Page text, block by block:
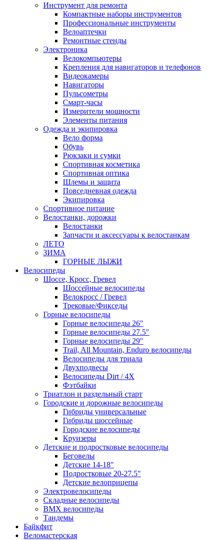
Инструмент для ремонта
Компактные наборы инструментов
Профессиональные инструменты
Велоаптечки
Ремонтные стенды
Электроника
Велокомпьютеры
Крепления для навигаторов и телефонов
Видеокамеры
Навигаторы
Пульсометры
Смарт-часы
Измерители мощности
Элементы питания
Одежда и экипировка
Вело форма
Обувь
Рюкзаки и сумки
Спортивная косметика
Спортивная оптика
Шлемы и защита
Повседневная одежда
Экипировка
Спортивное питание
Велостанки, дорожки
Велостанки
Запчасти и аксессуары к велостанкам
ЛЕТО
ЗИМА
ГОРНЫЕ ЛЫЖИ
Велосипеды
Шоссе, Кросс, Гревел
Шоссейные велосипеды
Велокросс / Гревел
Трековые/Фикседы
Горные велосипеды
Горные велосипеды 26"
Горные велосипеды 27.5"
Горные велосипеды 29"
Trail, All Mountain, Enduro велосипеды
Велосипеды для триала
Двухподвесы
Велосипеды Dirt / 4X
Фэтбайки
Триатлон и раздельный старт
Городские и дорожные велосипеды
Гибриды универсальные
Гибриды шоссейные
Городские велосипеды
Круизеры
Детские и подростковые велосипеды
Беговелы
Детские 14-18"
Подростковые 20-27.5"
Детские велоприцепы
Электровелосипеды
Складные велосипеды
BMX велосипеды
Тандемы
Байкфит
Веломастерская